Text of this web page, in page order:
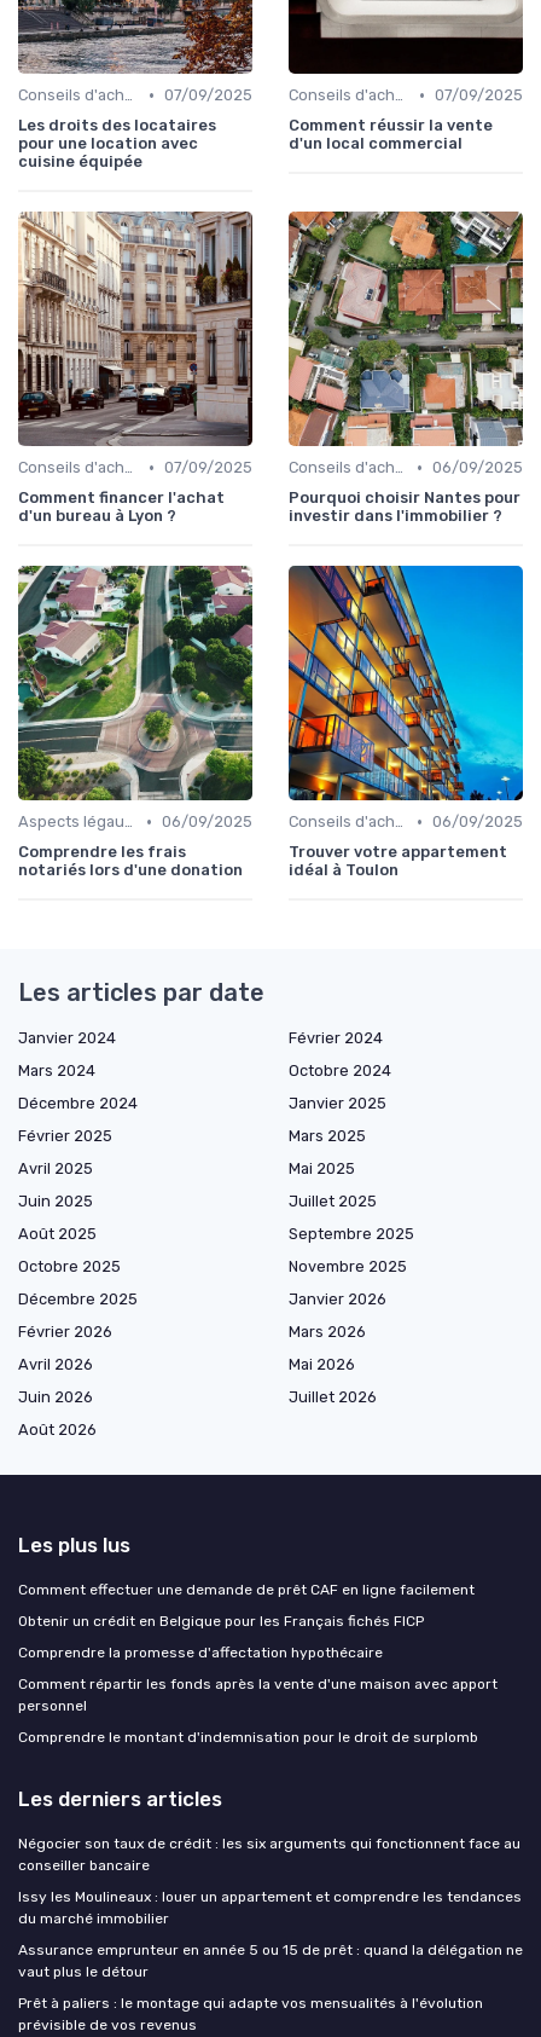
Conseils d'achat immobilier • 07/09/2025
Les droits des locataires
pour une location avec
cuisine équipée
Conseils d'achat immobilier • 07/09/2025
Comment réussir la vente
d'un local commercial
Conseils d'achat immobilier • 07/09/2025
Comment financer l'achat
d'un bureau à Lyon ?
Conseils d'achat immobilier • 06/09/2025
Pourquoi choisir Nantes pour
investir dans l'immobilier ?
Aspects légaux et fiscaux • 06/09/2025
Comprendre les frais
notariés lors d'une donation
Conseils d'achat immobilier • 06/09/2025
Trouver votre appartement
idéal à Toulon
Les articles par date
Janvier 2024
Février 2024
Mars 2024
Octobre 2024
Décembre 2024
Janvier 2025
Février 2025
Mars 2025
Avril 2025
Mai 2025
Juin 2025
Juillet 2025
Août 2025
Septembre 2025
Octobre 2025
Novembre 2025
Décembre 2025
Janvier 2026
Février 2026
Mars 2026
Avril 2026
Mai 2026
Juin 2026
Juillet 2026
Août 2026
Les plus lus
Comment effectuer une demande de prêt CAF en ligne facilement
Obtenir un crédit en Belgique pour les Français fichés FICP
Comprendre la promesse d'affectation hypothécaire
Comment répartir les fonds après la vente d'une maison avec apport
personnel
Comprendre le montant d'indemnisation pour le droit de surplomb
Les derniers articles
Négocier son taux de crédit : les six arguments qui fonctionnent face au
conseiller bancaire
Issy les Moulineaux : louer un appartement et comprendre les tendances
du marché immobilier
Assurance emprunteur en année 5 ou 15 de prêt : quand la délégation ne
vaut plus le détour
Prêt à paliers : le montage qui adapte vos mensualités à l'évolution
prévisible de vos revenus